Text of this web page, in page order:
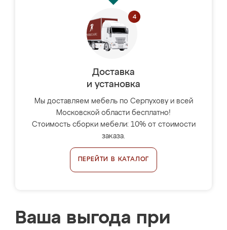
Доставка
и установка
Мы доставляем мебель по Серпухову и всей
Московской области бесплатно!
Стоимость сборки мебели: 10% от стоимости
заказа.
ПЕРЕЙТИ В КАТАЛОГ
Ваша выгода при